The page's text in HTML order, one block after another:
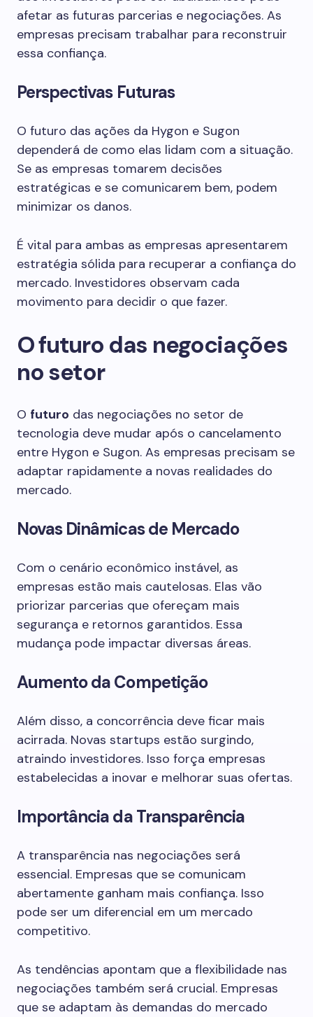
afetar as futuras parcerias e negociações. As
empresas precisam trabalhar para reconstruir
essa confiança.
Perspectivas Futuras
O futuro das ações da Hygon e Sugon
dependerá de como elas lidam com a situação.
Se as empresas tomarem decisões
estratégicas e se comunicarem bem, podem
minimizar os danos.
É vital para ambas as empresas apresentarem
estratégia sólida para recuperar a confiança do
mercado. Investidores observam cada
movimento para decidir o que fazer.
O futuro das negociações
no setor
O futuro das negociações no setor de
tecnologia deve mudar após o cancelamento
entre Hygon e Sugon. As empresas precisam se
adaptar rapidamente a novas realidades do
mercado.
Novas Dinâmicas de Mercado
Com o cenário econômico instável, as
empresas estão mais cautelosas. Elas vão
priorizar parcerias que ofereçam mais
segurança e retornos garantidos. Essa
mudança pode impactar diversas áreas.
Aumento da Competição
Além disso, a concorrência deve ficar mais
acirrada. Novas startups estão surgindo,
atraindo investidores. Isso força empresas
estabelecidas a inovar e melhorar suas ofertas.
Importância da Transparência
A transparência nas negociações será
essencial. Empresas que se comunicam
abertamente ganham mais confiança. Isso
pode ser um diferencial em um mercado
competitivo.
As tendências apontam que a flexibilidade nas
negociações também será crucial. Empresas
que se adaptam às demandas do mercado